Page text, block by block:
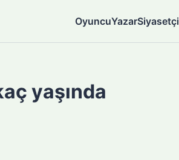
OyuncuYazarSiyasetçi
yaşında